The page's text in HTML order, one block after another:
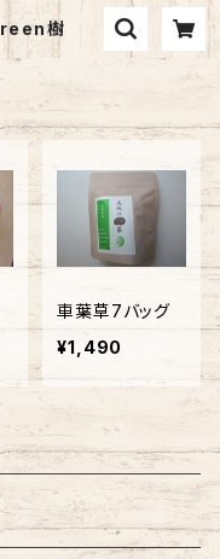
樹
車葉草7バッグ
¥1,490